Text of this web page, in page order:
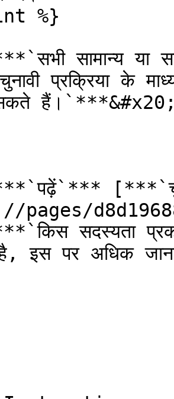
%}
सामान्य या
प्रक्रिया के
सकते
pages/
सदस्यता
है, इस पर अधिक